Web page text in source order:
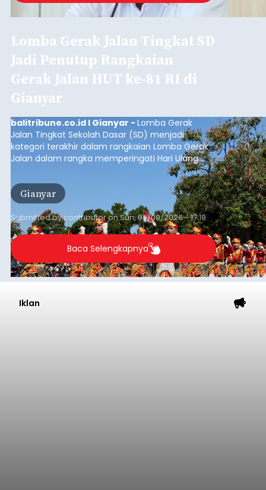
Lomba Gerak Jalan Tingkat SD
Jadi Penutup Rangkaian
Gerak Jalan HUT ke-81 RI di
Gianyar
balitribune.co.id I Gianyar - Lomba Gerak
Jalan Tingkat Sekolah Dasar (SD) menjadi
kategori terakhir dalam rangkaian Lomba Gerak
Jalan dalam rangka memperingati Hari Ulang
Tahun (HUT) ke-81 Kemerdekaan Republik
Indonesia Tahun 2026 di Kabupaten Gianyar.
Gianyar
Submitted bycontributoronSun, 08/09/2026 - 17:18
Baca Selengkapnya
Iklan